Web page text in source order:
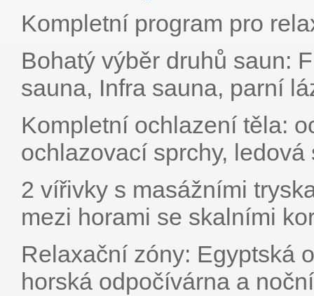
Kompletní program pro
Bohatý výběr druhů saun:
sauna, Infra sauna, parní
Kompletní ochlazení těla:
ochlazovací sprchy, ledová
2 vířivky s masážními
mezi horami se skalními
Relaxační zóny: Egyptská
horská odpočívárna a